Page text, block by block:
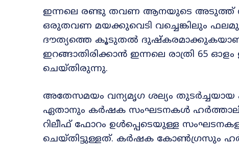
ഇന്നലെ രണ്ടു തവണ ആനയുടെ അടുത്ത്
ഒരുതവണ മയക്കുവെടി വച്ചെങ്കിലും
ദൗത്യത്തെ കൂടുതൽ
ഇറങ്ങാതിരിക്കാൻ ഇന്നലെ രാത്രി 65
ചെയ്തിരുന്നു.
അതേസമയം വന്യമൃഗ ശല്യം തുടർച്ചയായ
ഏതാനും കർഷക സംഘടനകൾ
റിലീഫ് ഫോറം ഉൾപ്പെടെയുള്ള
ചെയ്തിട്ടുള്ളത്. കർഷക കോൺഗ്രസും